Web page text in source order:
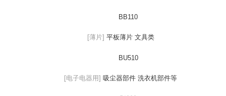
BB110
[薄片] 平板薄片 文具类
BU510
[电子电器用] 吸尘器部件 洗衣机部件等